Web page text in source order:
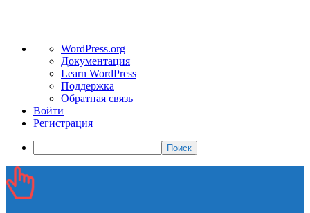
WordPress
WordPress.org
Документация
Learn WordPress
Поддержка
Обратная связь
Войти
Регистрация
Поиск